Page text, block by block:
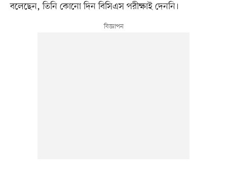
বলেছেন, তিনি কোনো দিন বিসিএস পরীক্ষাই দেননি।